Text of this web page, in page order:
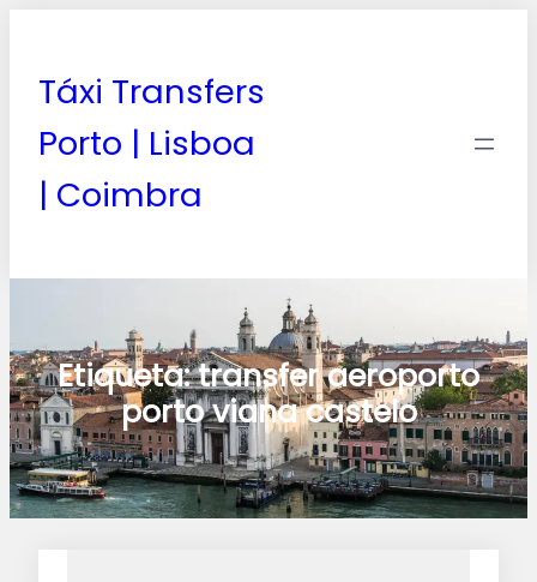
Táxi Transfers
Porto | Lisboa
| Coimbra
Etiqueta:transfer aeroporto
porto viana castelo